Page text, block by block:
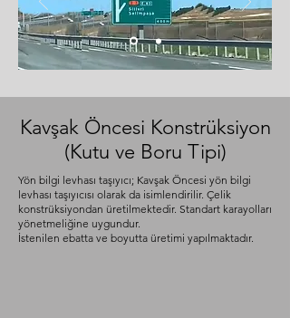
Kavşak Öncesi Konstrüksiyon
(Kutu ve Boru Tipi)
Yön bilgi levhası taşıyıcı; Kavşak Öncesi yön bilgi
levhası taşıyıcısı olarak da isimlendirilir. Çelik
konstrüksiyondan üretilmektedir. Standart karayolları
yönetmeliğine uygundur.
İstenilen ebatta ve boyutta üretimi yapılmaktadır.